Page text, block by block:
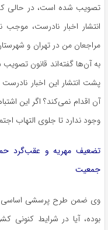
تصویب شده است، در حالی که
انتشار اخبار نادرست،
مراجعان من در تهران و
به آن‌ها گفته‌اند قانون
پشت انتشار این اخبار
آن اقدام نمی‌کند؟ اگر این
وجود ندارد تا جلوی التهاب
تضعیف مهریه و عقب‌گرد
جمعیت
وی ضمن طرح پرسشی اساسی
بوده، آیا در شرایط کنونی